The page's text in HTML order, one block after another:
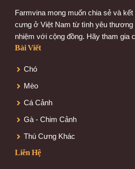
Farmvina mong muốn chia sẻ và
cưng ở Việt Nam từ tình yêu thương
nhiệm với cộng đồng. Hãy tham gia
Bài Viết
Chó
Mèo
Cá Cảnh
Gà - Chim Cảnh
Thú Cưng Khác
Liên Hệ